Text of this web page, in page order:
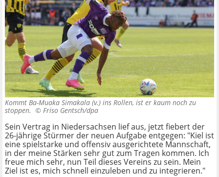
Kommt Ba-Muaka Simakala (v.) ins Rollen, ist er kaum noch zu
stoppen. © Friso Gentsch/dpa
Sein Vertrag in Niedersachsen lief aus, jetzt fiebert der
26-jährige Stürmer der neuen Aufgabe entgegen: "Kiel ist
eine spielstarke und offensiv ausgerichtete Mannschaft,
in der meine Stärken sehr gut zum Tragen kommen. Ich
freue mich sehr, nun Teil dieses Vereins zu sein. Mein
Ziel ist es, mich schnell einzuleben und zu integrieren."